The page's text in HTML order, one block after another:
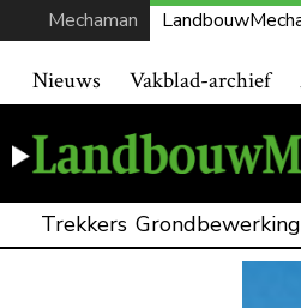
Mechaman
Nieuws Vakblad-archief
Trekkers Grondbewerking